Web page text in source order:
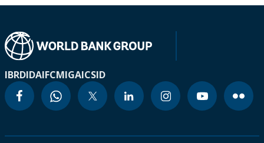
IBRDIDAIFCMIGAICSID